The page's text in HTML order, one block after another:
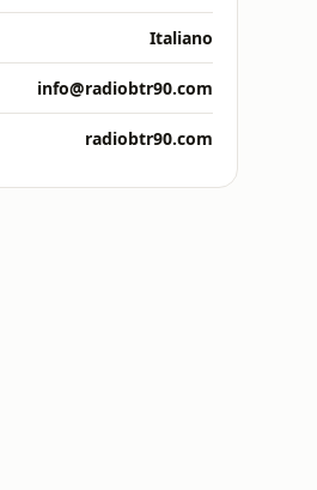
Italiano
info@radiobtr90.com
radiobtr90.com